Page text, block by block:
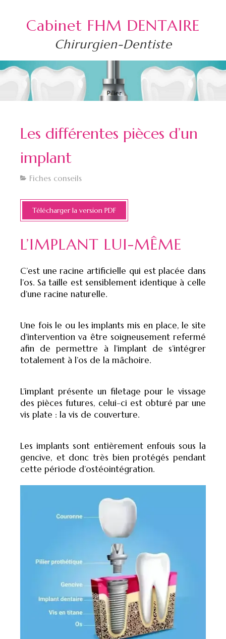
Cabinet FHM DENTAIRE
Chirurgien-Dentiste
Les différentes pièces d’un
implant
Fiches conseils
Télécharger la version PDF
L’IMPLANT LUI-MÊME
C’est une racine artificielle qui est placée dans
l’os. Sa taille est sensiblement identique à celle
d’une racine naturelle.
Une fois le ou les implants mis en place, le site
d’intervention va être soigneusement refermé
afin de permettre à l’implant de s’intégrer
totalement à l’os de la mâchoire.
L’implant présente un filetage pour le vissage
des pièces futures, celui-ci est obturé par une
vis plate : la vis de couverture.
Les implants sont entièrement enfouis sous la
gencive, et donc très bien protégés pendant
cette période d’ostéointégration.